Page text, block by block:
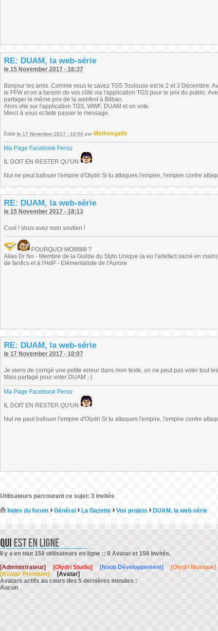
RE: DUAM, la web-série
le 15 November 2017 - 16:37
Bonjour les amis. Comme vous le savez TGS Toulouse est le 2 et 3 Décembre.
le FFW et on a besoin de vos côté via l'application TGS pour le prix du public.
partager le même prix de la webfest à Bilbao.
Alors vite sur l'application TGS, WWF, DUAM et on vote.
Merci à vous et faite passer le message.
Édité le 17 November 2017 - 10:04 par Methosgallo
Ma Page Facebook Perso
IL DOIT EN RESTER QU'UN
Nul ne peut bafouer l'empire d'Olydri Si tu attaques l'empire, l'empire contre
RE: DUAM, la web-série
le 15 November 2017 - 18:13
Cool ! Vous avez mon soutien !
POURQUOI MOIIIIIIIII ?
Alias Dr No - Membre de la Guilde du Stylo Unique (a eu l'artefact sacré en
de fanfics et à l'HdP - Elémentaliste de l'Aurore
RE: DUAM, la web-série
le 17 November 2017 - 10:07
Je viens de corrigé une petite erreur dans mon texte, on ne peut pas voter tout
Mais partagé pour voter DUAM ;-)
Ma Page Facebook Perso
IL DOIT EN RESTER QU'UN
Nul ne peut bafouer l'empire d'Olydri Si tu attaques l'empire, l'empire contre
Utilisateurs parcourant ce sujet: 3 invités
Index du forum Général La Gazette Vos projets DUAM, la web-série
Il y a en tout 158 utilisateurs en ligne :: 0 Avatar et 158 Invités.
[Administrateur]
[Olydri Studio] [Noob Développement]
[Olydri Musique]
[Avatar Premium]
[Avatar]
Avatars actifs au cours des 5 dernières minutes :
Aucun